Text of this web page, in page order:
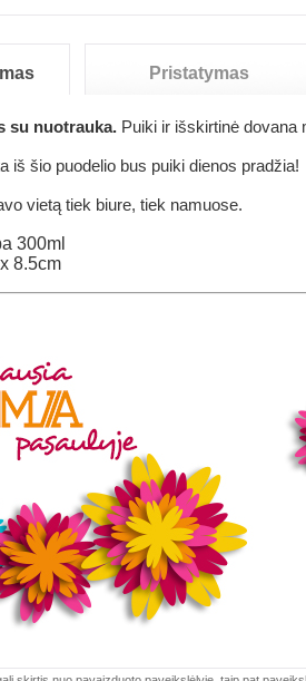
Pristatymas
su nuotrauka. Puiki ir išskirtinė dovana
iš šio puodelio bus puiki dienos pradžia!
vietą tiek biure, tiek namuose.
300ml
8.5cm